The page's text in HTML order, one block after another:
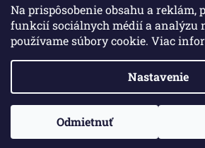
Na prispôsobenie obsahu a reklám,
funkcií sociálnych médií a analýzu
používame súbory cookie. Viac
Nastavenie
Odmietnuť
ZO ZDRAVOTNÝCH DÔVODOV BUDÚ VAŠE
Copyright 2026HEMI Elektro. Všetky
Upraviť nastavenie
Informácie pre vás
|Certifikáty|
podmienky|GDPR